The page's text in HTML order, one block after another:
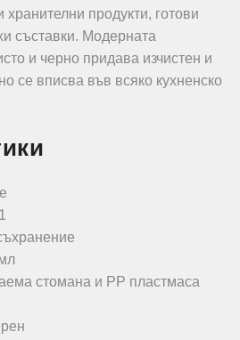
продукти, готови
съставки. Модерната
и черно придава изчистен и
се вписва във всяко кухненско
стомана и PP пластмаса